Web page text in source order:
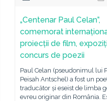
„Centenar Paul Celan”,
comemorat
proiecții de film,
concurs de poezii
Paul Celan (pseudonimul lui
Peisah Antschel) a fost un
traducător și eseist de limba
evreu originar din România.